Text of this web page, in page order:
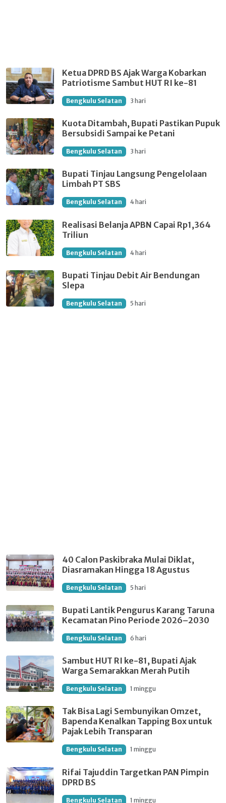
Ketua DPRD BS Ajak Warga Kobarkan
Patriotisme Sambut HUT RI ke-81
Bengkulu Selatan 3 hari
Kuota Ditambah, Bupati Pastikan Pupuk
Bersubsidi Sampai ke Petani
Bengkulu Selatan 3 hari
Bupati Tinjau Langsung Pengelolaan
Limbah PT SBS
Bengkulu Selatan 4 hari
Realisasi Belanja APBN Capai Rp1,364
Triliun
Bengkulu Selatan 4 hari
Bupati Tinjau Debit Air Bendungan
Slepa
Bengkulu Selatan 5 hari
40 Calon Paskibraka Mulai Diklat,
Diasramakan Hingga 18 Agustus
Bengkulu Selatan 5 hari
Bupati Lantik Pengurus Karang Taruna
Kecamatan Pino Periode 2026–2030
Bengkulu Selatan 6 hari
Sambut HUT RI ke-81, Bupati Ajak
Warga Semarakkan Merah Putih
Bengkulu Selatan 1 minggu
Tak Bisa Lagi Sembunyikan Omzet,
Bapenda Kenalkan Tapping Box untuk
Pajak Lebih Transparan
Bengkulu Selatan 1 minggu
Rifai Tajuddin Targetkan PAN Pimpin
DPRD BS
Bengkulu Selatan 1 minggu